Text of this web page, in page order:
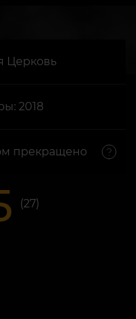
Церковь
2018
прекращено
(27)